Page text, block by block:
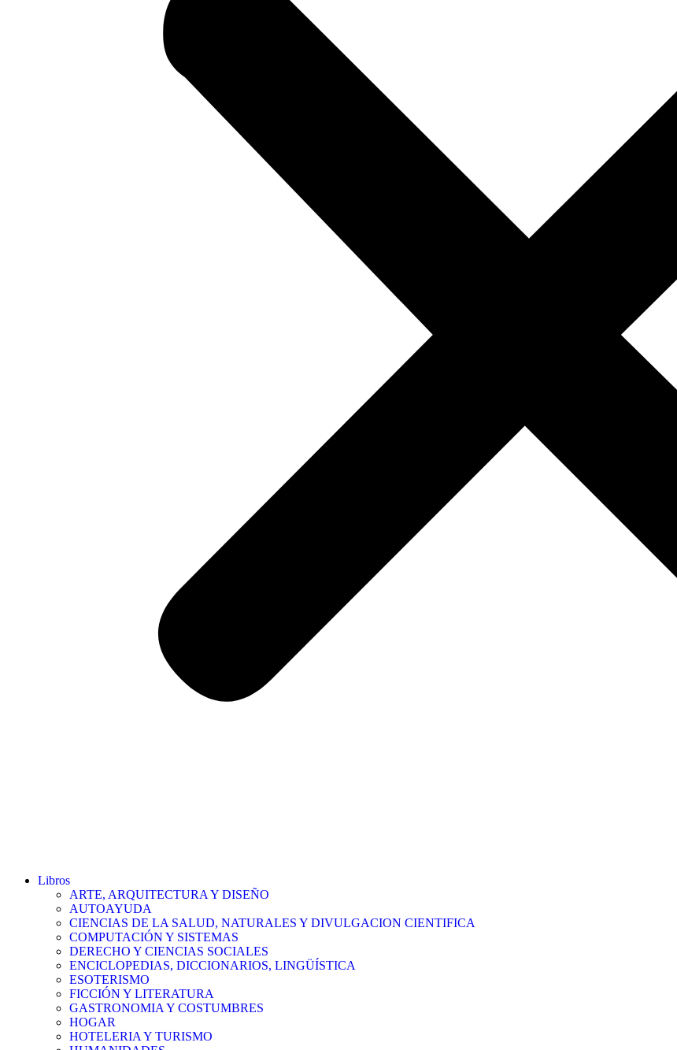
Libros
ARTE, ARQUITECTURA Y DISEÑO
AUTOAYUDA
CIENCIAS DE LA SALUD, NATURALES Y DIVULGACION CIENTIFICA
COMPUTACIÓN Y SISTEMAS
DERECHO Y CIENCIAS SOCIALES
ENCICLOPEDIAS, DICCIONARIOS, LINGÜÍSTICA
ESOTERISMO
FICCIÓN Y LITERATURA
GASTRONOMIA Y COSTUMBRES
HOGAR
HOTELERIA Y TURISMO